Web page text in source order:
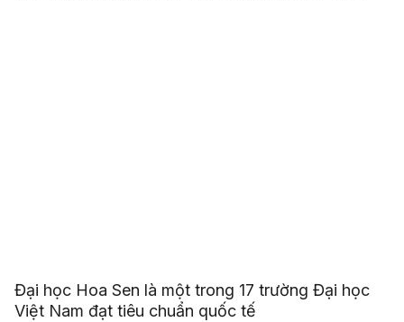
Đại học Hoa Sen là một trong 17 trường Đại học
Việt Nam đạt tiêu chuẩn quốc tế